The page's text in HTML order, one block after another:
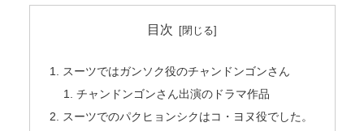
目次
スーツではガンソク役のチャンドンゴンさん
チャンドンゴンさん出演のドラマ作品
スーツでのパクヒョンシクはコ・ヨヌ役でした。